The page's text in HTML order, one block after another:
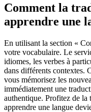
Comment la
apprendre une
En utilisant la section «
votre vocabulaire. Le
idiomes, les verbes à
dans différents contextes.
vous mémorisez les
immédiatement une
authentique. Profitez de
apprendre une langue